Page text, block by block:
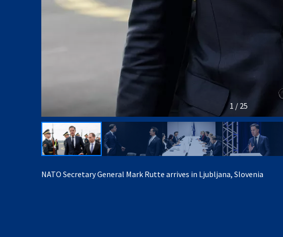
1 / 25
NATO Secretary General Mark Rutte arrives in Ljubljana, Slovenia